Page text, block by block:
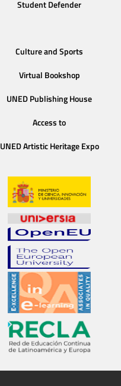
Student Defender
Culture and Sports
Virtual Bookshop
UNED Publishing House
Access to
UNED Artistic Heritage Expo